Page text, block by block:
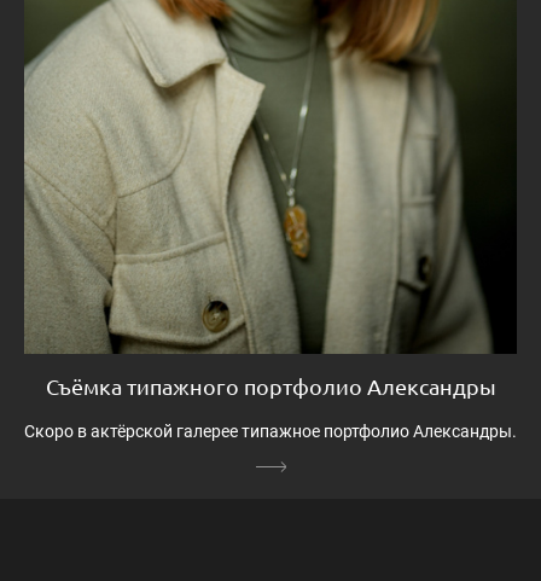
Съёмка типажного портфолио Александры
Скоро в актёрской галерее типажное портфолио Александры.